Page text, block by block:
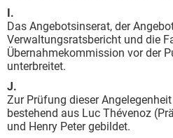
I.
Das Angebotsinserat, der
Verwaltungsratsbericht und die
Übernahmekommission vor der
unterbreitet.
J.
Zur Prüfung dieser
bestehend aus Luc Thévenoz
und Henry Peter gebildet.